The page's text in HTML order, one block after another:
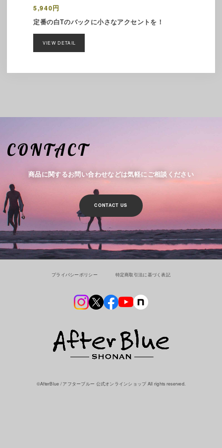
5,940円
定番の白Tのバックに小さなアクセントを！
VIEW DETAIL
CONTACT
商品に関するお問い合わせなどは気軽にご相談ください
CONTACT US
プライバシーポリシー 特定商取引法に基づく表記
©︎AfterBlue / アフターブルー 公式オンラインショップ All rights reserved.